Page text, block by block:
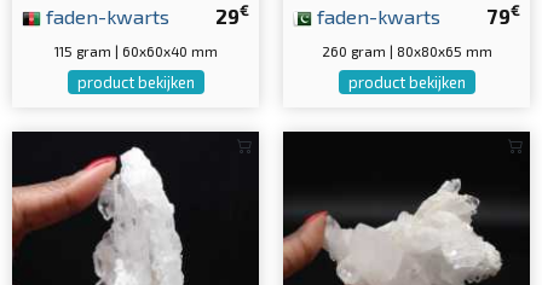
29€
faden-kwarts
115 gram | 60x60x40 mm
product bekijken
79€
faden-kwarts
260 gram | 80x80x65 mm
product bekijken